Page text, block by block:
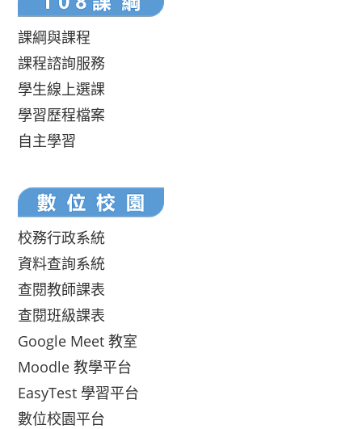
課綱與課程
課程諮詢服務
學生線上選課
學習歷程檔案
自主學習
校務行政系統
資料查詢系統
查閱教師課表
查閱班級課表
Google Meet 教室
Moodle 教學平台
EasyTest 學習平台
數位校園平台